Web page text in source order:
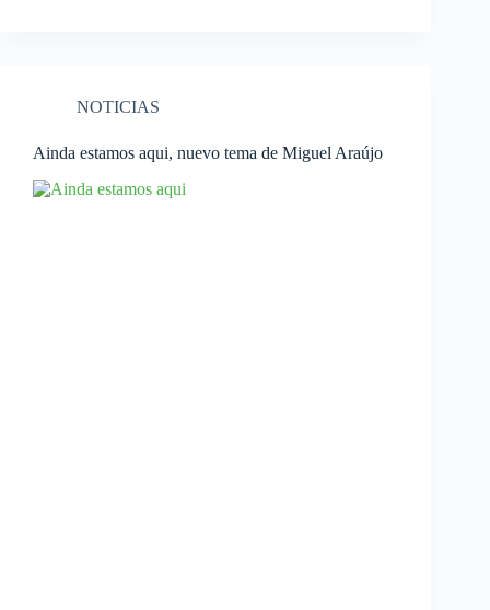
NOTICIAS
Ainda estamos aqui, nuevo tema de Miguel Araújo